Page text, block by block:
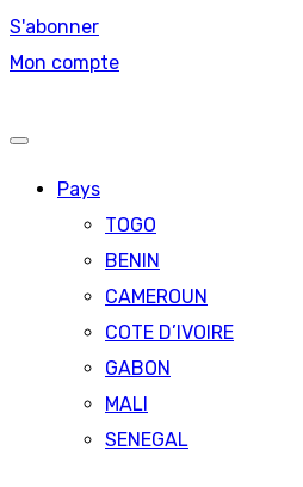
S'abonner
Mon compte
Pays
TOGO
BENIN
CAMEROUN
COTE D’IVOIRE
GABON
MALI
SENEGAL